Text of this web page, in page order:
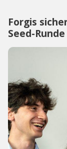
Forgis
Seed-Runde